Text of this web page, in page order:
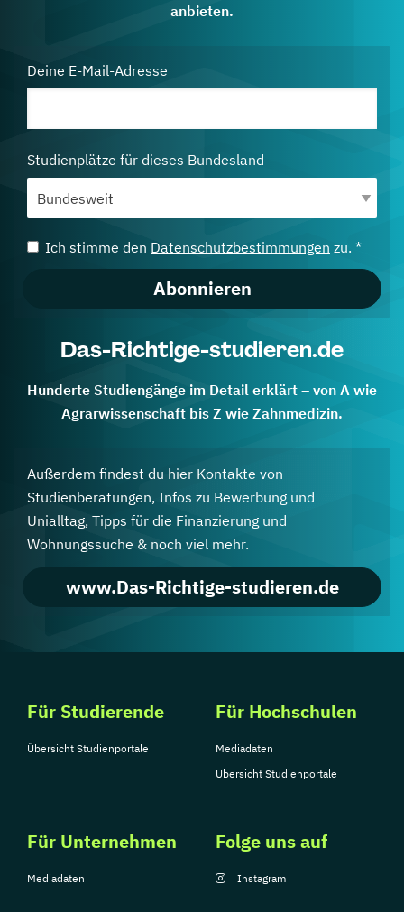
anbieten.
Deine E-Mail-Adresse
Studienplätze für dieses Bundesland
Ich stimme den Datenschutzbestimmungen zu. *
Abonnieren
Das-Richtige-studieren.de
Hunderte Studiengänge im Detail erklärt – von A wie
Agrarwissenschaft bis Z wie Zahnmedizin.
Außerdem findest du hier Kontakte von
Studienberatungen, Infos zu Bewerbung und
Unialltag, Tipps für die Finanzierung und
Wohnungssuche & noch viel mehr.
www.Das-Richtige-studieren.de
Für Studierende
Übersicht Studienportale
Für Hochschulen
Mediadaten
Übersicht Studienportale
Für Unternehmen
Mediadaten
Folge uns auf
Instagram